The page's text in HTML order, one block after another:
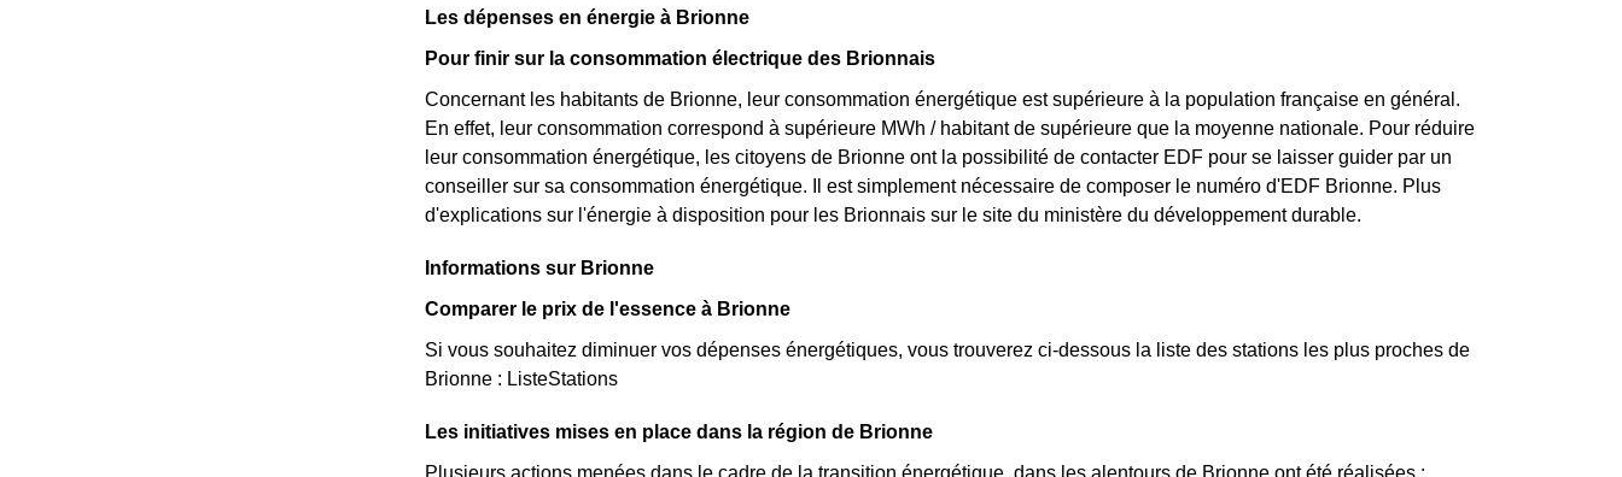
Les dépenses en énergie à Brionne
Pour finir sur la consommation électrique des Brionnais
Concernant les habitants de Brionne, leur consommation énergétique est supérieure à la population française en général.
En effet, leur consommation correspond à supérieure MWh / habitant de supérieure que la moyenne nationale. Pour réduire
leur consommation énergétique, les citoyens de Brionne ont la possibilité de contacter EDF pour se laisser guider par un
conseiller sur sa consommation énergétique. Il est simplement nécessaire de composer le numéro d'EDF Brionne. Plus
d'explications sur l'énergie à disposition pour les Brionnais sur le site du ministère du développement durable.
Informations sur Brionne
Comparer le prix de l'essence à Brionne
Si vous souhaitez diminuer vos dépenses énergétiques, vous trouverez ci-dessous la liste des stations les plus proches de
Brionne : ListeStations
Les initiatives mises en place dans la région de Brionne
Plusieurs actions menées dans le cadre de la transition énergétique, dans les alentours de Brionne ont été réalisées :